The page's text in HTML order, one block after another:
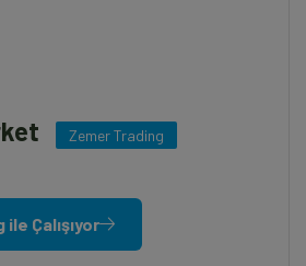
Zemer Trading
Çalışıyor